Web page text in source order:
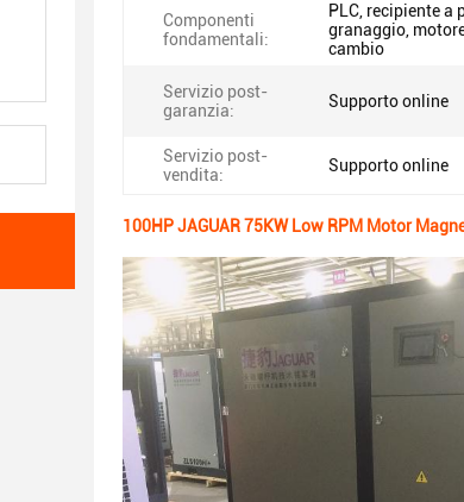
Componenti
fondamentali:
PLC, recipiente a
granaggio,
cambio
Servizio post-
garanzia:
Supporto online
Servizio post-
vendita:
Supporto online
100HP JAGUAR 75KW Low RPM Motor